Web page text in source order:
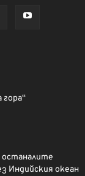
Индийския океан